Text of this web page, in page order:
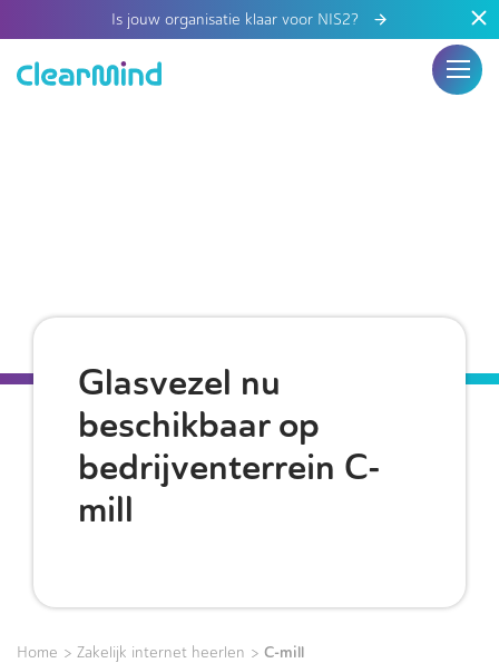
Is jouw organisatie klaar voor NIS2?
Glasvezel nu
beschikbaar op
bedrijventerrein C-
mill
Home > Zakelijk internet heerlen > C-mill